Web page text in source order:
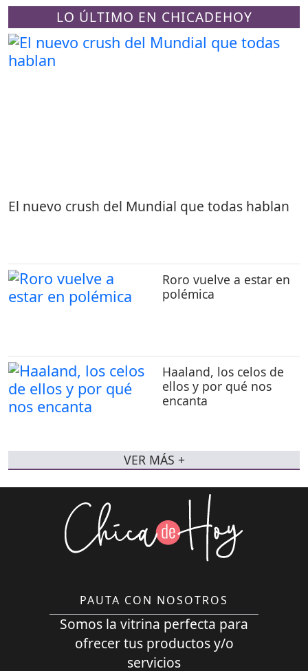
LO ÚLTIMO EN CHICADEHOY
El nuevo crush del Mundial que todas hablan
Roro vuelve a estar en
polémica
Haaland, los celos de
ellos y por qué nos
encanta
VER MÁS +
PAUTA CON NOSOTROS
Somos la vitrina perfecta para
ofrecer tus productos y/o
servicios